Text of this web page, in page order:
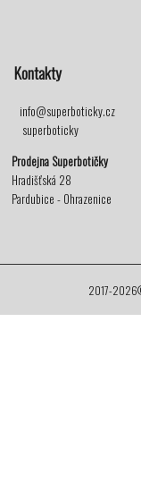
Kontakty
info@superboticky.cz
superboticky
Prodejna Superbotičky
Hradišťská 28
Pardubice - Ohrazenice
2017-